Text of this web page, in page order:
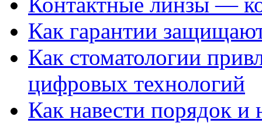
Как гарантии
Как стоматологии
цифровых технологий
Как навести порядок и